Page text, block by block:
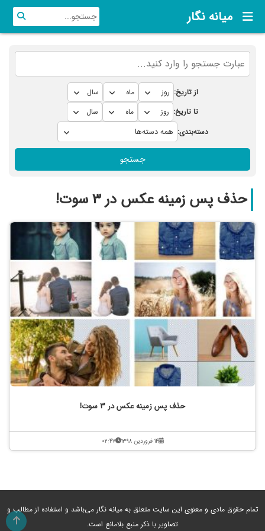
میانه نگار
از تاریخ:
تا تاریخ:
دسته‌بندی:
جستجو
حذف پس زمینه عکس در 3 سوت!
حذف پس زمینه عکس در 3 سوت!
۱۴ فروردین ۱۳۹۸ ۰۲:۴۷
تمام حقوق مادی و معنوی این سایت متعلق به میانه نگار می‌باشد و استفاده از مطالب و
تصاویر با ذکر منبع بلامانع است.